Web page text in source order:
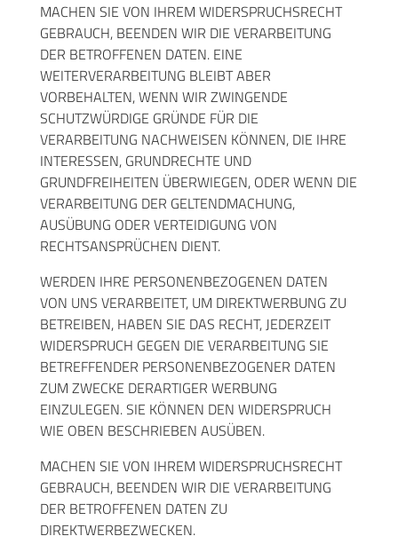
MACHEN SIE VON IHREM WIDERSPRUCHSRECHT
GEBRAUCH, BEENDEN WIR DIE VERARBEITUNG
DER BETROFFENEN DATEN. EINE
WEITERVERARBEITUNG BLEIBT ABER
VORBEHALTEN, WENN WIR ZWINGENDE
SCHUTZWÜRDIGE GRÜNDE FÜR DIE
VERARBEITUNG NACHWEISEN KÖNNEN, DIE IHRE
INTERESSEN, GRUNDRECHTE UND
GRUNDFREIHEITEN ÜBERWIEGEN, ODER WENN DIE
VERARBEITUNG DER GELTENDMACHUNG,
AUSÜBUNG ODER VERTEIDIGUNG VON
RECHTSANSPRÜCHEN DIENT.
WERDEN IHRE PERSONENBEZOGENEN DATEN
VON UNS VERARBEITET, UM DIREKTWERBUNG ZU
BETREIBEN, HABEN SIE DAS RECHT, JEDERZEIT
WIDERSPRUCH GEGEN DIE VERARBEITUNG SIE
BETREFFENDER PERSONENBEZOGENER DATEN
ZUM ZWECKE DERARTIGER WERBUNG
EINZULEGEN. SIE KÖNNEN DEN WIDERSPRUCH
WIE OBEN BESCHRIEBEN AUSÜBEN.
MACHEN SIE VON IHREM WIDERSPRUCHSRECHT
GEBRAUCH, BEENDEN WIR DIE VERARBEITUNG
DER BETROFFENEN DATEN ZU
DIREKTWERBEZWECKEN.